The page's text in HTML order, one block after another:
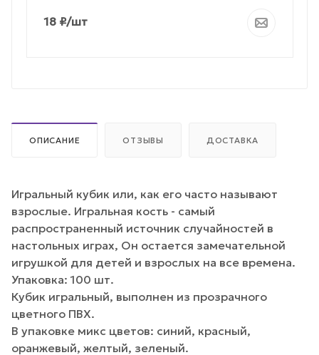
18 ₽/шт
ОПИСАНИЕ ОТЗЫВЫ ДОСТАВКА
Игральный кубик или, как его часто называют
взрослые. Игральная кость - самый
распространенный источник случайностей в
настольных играх, Он остается замечательной
игрушкой для детей и взрослых на все времена.
Упаковка: 100 шт.
Кубик игральный, выполнен из прозрачного
цветного ПВХ.
В упаковке микс цветов: синий, красный,
оранжевый, желтый, зеленый.